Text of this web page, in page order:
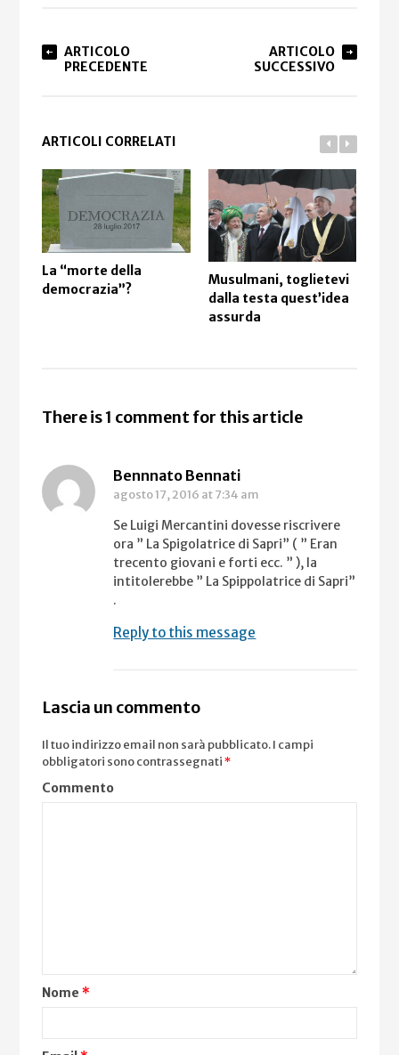
ARTICOLO
PRECEDENTE
ARTICOLO
SUCCESSIVO
ARTICOLI CORRELATI
La “morte della
democrazia”?
Musulmani, toglietevi
dalla testa quest’idea
assurda
There is 1 comment for this article
Bennnato Bennati
agosto 17, 2016 at 7:34 am
Se Luigi Mercantini dovesse riscrivere
ora ” La Spigolatrice di Sapri” ( ” Eran
trecento giovani e forti ecc. ” ), la
intitolerebbe ” La Spippolatrice di Sapri”
.
Reply to this message
Lascia un commento
Il tuo indirizzo email non sarà pubblicato.I campi
obbligatori sono contrassegnati*
Commento
Nome*